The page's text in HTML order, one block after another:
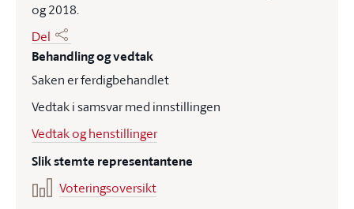
og 2018.
Del
Behandling og vedtak
Saken er ferdigbehandlet
Vedtak i samsvar med innstillingen
Vedtak og henstillinger
Slik stemte representantene
Voteringsoversikt